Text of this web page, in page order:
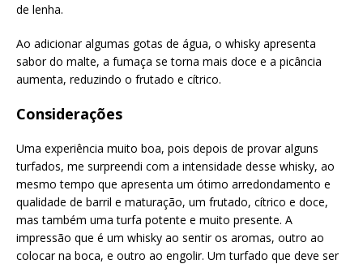
de lenha.
Ao adicionar algumas gotas de água, o whisky apresenta
sabor do malte, a fumaça se torna mais doce e a picância
aumenta, reduzindo o frutado e cítrico.
Considerações
Uma experiência muito boa, pois depois de provar alguns
turfados, me surpreendi com a intensidade desse whisky, ao
mesmo tempo que apresenta um ótimo arredondamento e
qualidade de barril e maturação, um frutado, cítrico e doce,
mas também uma turfa potente e muito presente. A
impressão que é um whisky ao sentir os aromas, outro ao
colocar na boca, e outro ao engolir. Um turfado que deve ser